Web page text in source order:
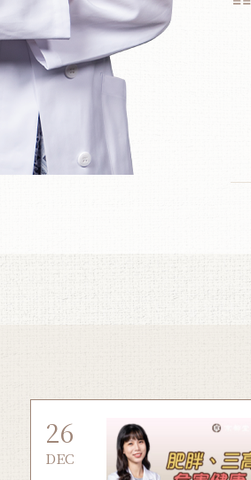
26
DEC